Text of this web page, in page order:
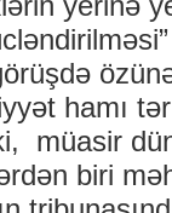
hamı
müasir
biri